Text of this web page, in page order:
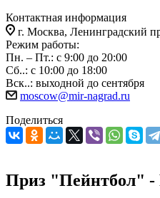
Контактная информация
г. Москва, Ленинградский
Режим работы:
Пн. – Пт.: с 9:00 до 20:00
Сб..: с 10:00 до 18:00
Вск..: выходной до сентября
moscow@mir-nagrad.ru
Поделиться
Приз "Пейнтбол" -